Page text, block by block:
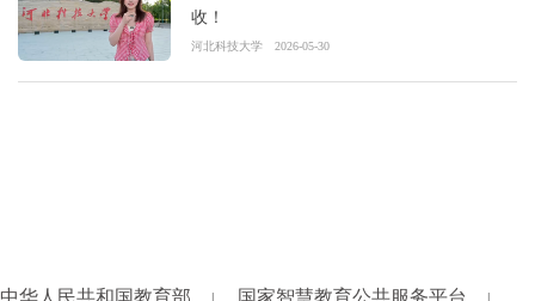
收！
河北科技大学 2026-05-30
中华人民共和国教育部 国家智慧教育公共服务平台